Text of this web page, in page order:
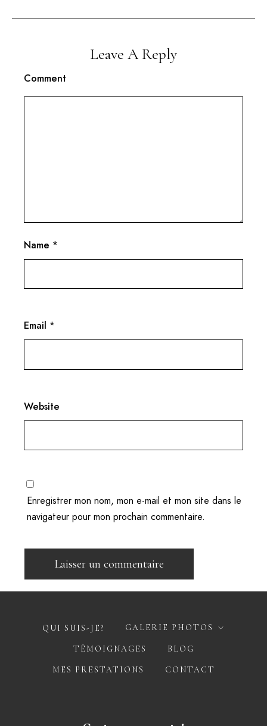
Leave A Reply
Comment
Name *
Email *
Website
Enregistrer mon nom, mon e-mail et mon site dans le
navigateur pour mon prochain commentaire.
QUI SUIS-JE? GALERIE PHOTOS
TÉMOIGNAGES BLOG
MES PRESTATIONS CONTACT